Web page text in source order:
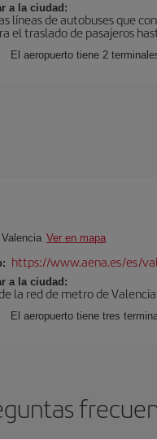
a la ciudad:
líneas de autobuses que
el traslado de pasajeros
El aeropuerto tiene 2
Valencia Ver en mapa
https://www.aena.es/es/
a la ciudad:
la red de metro de
El aeropuerto tiene tres